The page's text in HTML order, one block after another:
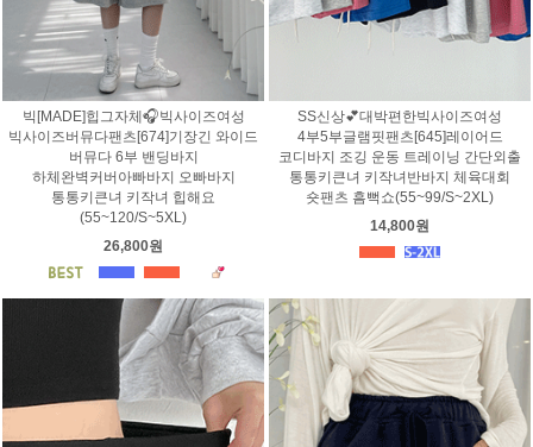
빅[MADE]힙그자체🎧빅사이즈여성
빅사이즈버뮤다팬츠[674]기장긴 와이드
버뮤다 6부 밴딩바지
하체완벽커버아빠바지 오빠바지
통통키큰녀 키작녀 힙해요
(55~120/S~5XL)
26,800원
SS신상💕대박편한빅사이즈여성
4부5부글램핏팬츠[645]레이어드
코디바지 조깅 운동 트레이닝 간단외출
통통키큰녀 키작녀반바지 체육대회
숏팬츠 흠뻑쇼(55~99/S~2XL)
14,800원